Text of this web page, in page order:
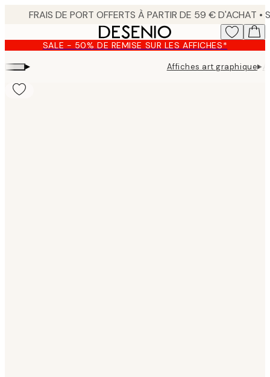
content.SALE - 50% DE REMISE SUR LES AFFICHES*
▸ Affiches art graphique▸